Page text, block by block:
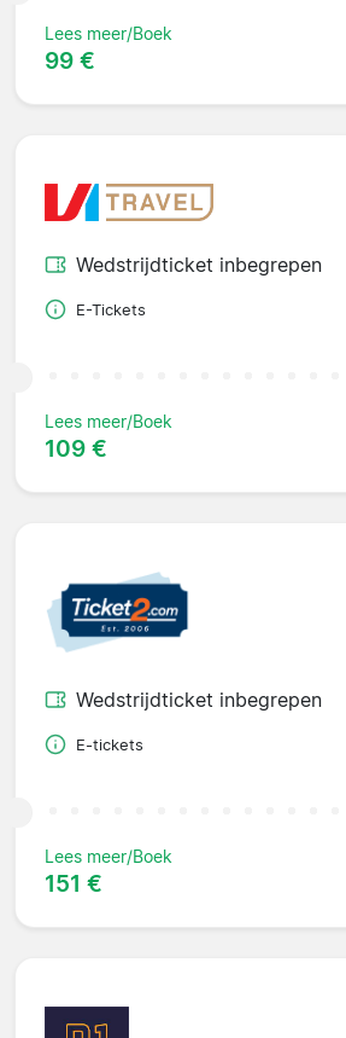
Lees meer/Boek
99 €
Wedstrijdticket inbegrepen
E-Tickets
Lees meer/Boek
109 €
Wedstrijdticket inbegrepen
E-tickets
Lees meer/Boek
151 €